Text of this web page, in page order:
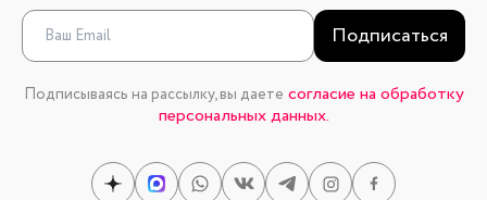
Подписаться
Подписываясь на рассылку, вы даете согласие на обработку
персональных данных.